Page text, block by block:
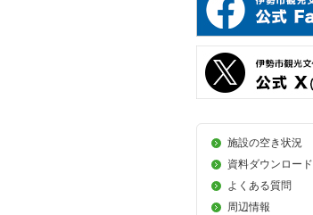
施設の空き状況
資料ダウンロード
よくある質問
周辺情報